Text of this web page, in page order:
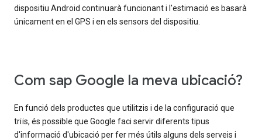
dispositiu Android continuarà funcionant i l'estimació es basarà
únicament en el GPS i en els sensors del dispositiu.
Com sap Google la meva ubicació?
En funció dels productes que utilitzis i de la configuració que
triïs, és possible que Google faci servir diferents tipus
d'informació d'ubicació per fer més útils alguns dels serveis i